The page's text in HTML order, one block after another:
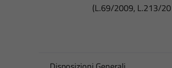
(L.69/2009, L.213/